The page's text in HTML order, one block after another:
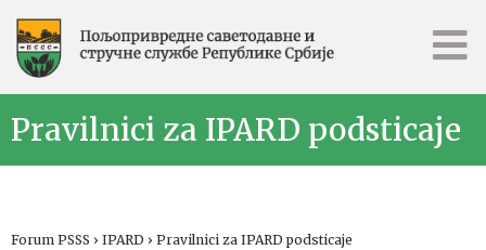
Pravilnici za IPARD podsticaje
Forum PSSS › IPARD › Pravilnici za IPARD podsticaje